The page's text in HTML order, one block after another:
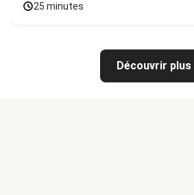
25 minutes
Découvrir plus